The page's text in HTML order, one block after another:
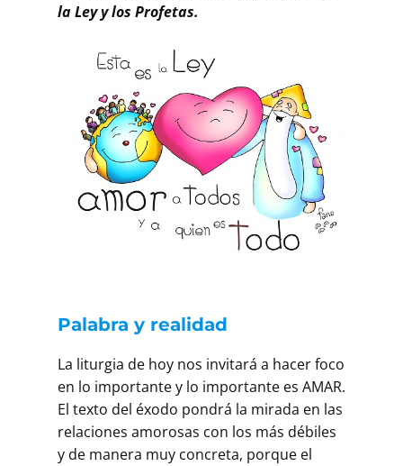
la Ley y los Profetas.
Palabra y realidad
La liturgia de hoy nos invitará a hacer foco
en lo importante y lo importante es AMAR.
El texto del éxodo pondrá la mirada en las
relaciones amorosas con los más débiles
y de manera muy concreta, porque el